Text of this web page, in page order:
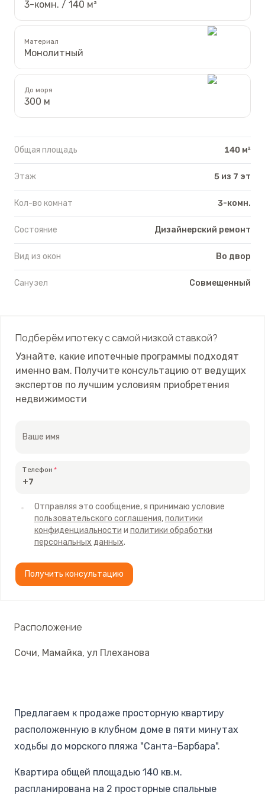
3-комн. / 140 м²
Материал
Монолитный
До моря
300 м
Общая площадь 140 м²
Этаж 5 из 7 эт
Кол-во комнат 3-комн.
Состояние Дизайнерский ремонт
Вид из окон Во двор
Санузел Совмещенный
Подберём ипотеку с самой низкой ставкой?
Узнайте, какие ипотечные программы подходят
именно вам. Получите консультацию от ведущих
экспертов по лучшим условиям приобретения
недвижимости
Ваше имя
Телефон
Отправляя это сообщение, я принимаю условие
пользовательского соглашения,политики
конфиденциальности и политики обработки
персональных данных.
Получить консультацию
Расположение
Сочи, Мамайка, ул Плеханова
Предлагаем к продаже просторную квартиру
расположенную в клубном доме в пяти минутах
ходьбы до морского пляжа "Санта-Барбара".
Квартира общей площадью 140 кв.м.
распланирована на 2 просторные спальные